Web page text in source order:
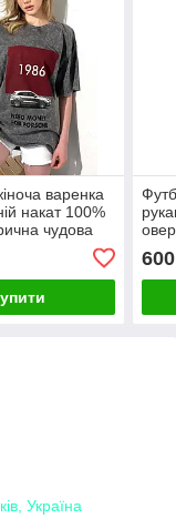
варенка
накат 100%
чудова
600
Україна